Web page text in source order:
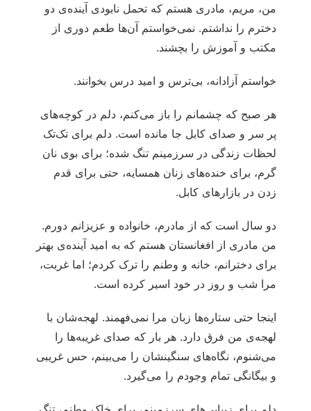
من، مریم، مادری هستم که تحمل نابودی آینده‌ی دو
دخترم را نداشتم. نمی‌خواستم آن‌ها طعم دوری از
مکتب و آموزش را بچشند.
خواستم آزادانه، بی‌ترس و امید درس بخوانند.
هر صبح که چشمانم را باز می‌کنم، دلم در کوچه‌های
پر سر و صدای کابل جا مانده است. دلم برای تک‌تک
لحظات زندگی در سرزمینم تنگ شده؛ برای بوی نان
گرم، برای خنده‌های زنان همسایه، حتی برای قدم
زدن در بازارهای کابل.
دو سال است که از مادرم، خانواده و عزیزانم دورم.
من مادری از افغانستان هستم که به امید آینده‌ی بهتر
برای دخترانم، خانه و وطنم را ترک کردم؛ اما غربت،
مرا شب و روز در خود اسیر کرده است.
اینجا حتی ستاره‌ها زبان مرا نمی‌فهمند. لهجه‌شان با
لهجه‌ی من فرق دارد. هر بار که صدای غریبه‌ها را
می‌شنوم، نگاه‌های سنگینشان را می‌بینم، حس غریبی
و بیگانگی تمام وجودم را می‌گیرد.